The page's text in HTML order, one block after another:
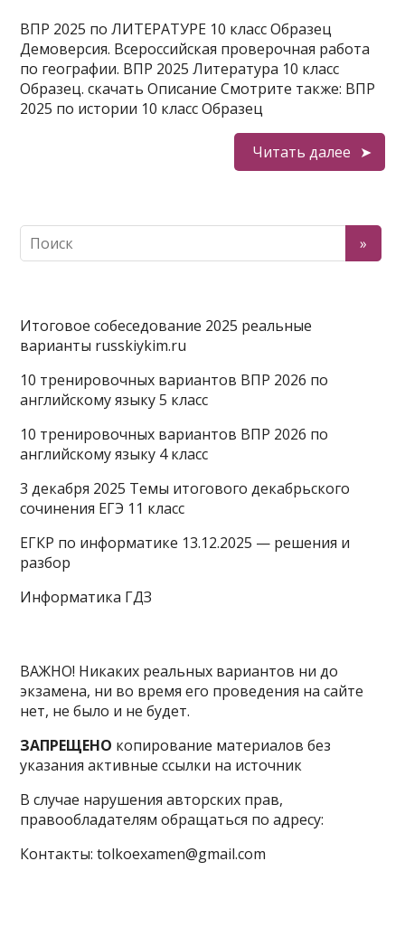
ВПР 2025 по ЛИТЕРАТУРЕ 10 класс Образец
Демоверсия. Всероссийская проверочная работа
по географии. ВПР 2025 Литература 10 класс
Образец. скачать Описание Смотрите также: ВПР
2025 по истории 10 класс Образец
Читать далее
Итоговое собеседование 2025 реальные
варианты russkiykim.ru
10 тренировочных вариантов ВПР 2026 по
английскому языку 5 класс
10 тренировочных вариантов ВПР 2026 по
английскому языку 4 класс
3 декабря 2025 Темы итогового декабрьского
сочинения ЕГЭ 11 класс
ЕГКР по информатике 13.12.2025 — решения и
разбор
Информатика ГДЗ
ВАЖНО! Никаких реальных вариантов ни до
экзамена, ни во время его проведения на сайте
нет, не было и не будет.
ЗАПРЕЩЕНО копирование материалов без
указания активные ссылки на источник
В случае нарушения авторских прав,
правообладателям обращаться по адресу:
Контакты: tolkoexamen@gmail.com